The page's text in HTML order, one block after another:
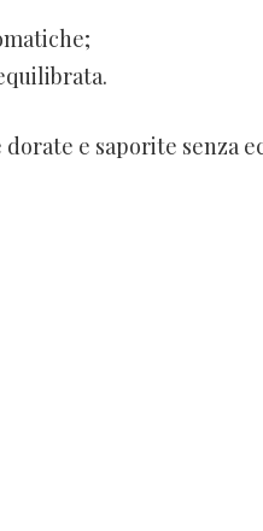
e saporite senza